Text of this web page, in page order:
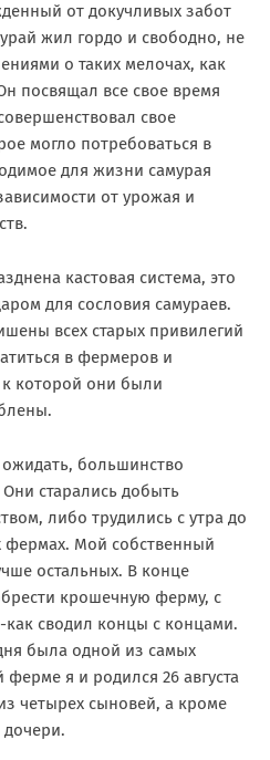
от докучливых забот
жил гордо и свободно, не
о таких мелочах, как
посвящал все свое время
свое
могло потребоваться в
для жизни самурая
от урожая и
кастовая система, это
для сословия самураев.
всех старых привилегий
в фермеров и
к которой они были
большинство
старались добыть
либо трудились с утра до
Мой собственный
остальных. В конце
крошечную ферму, с
сводил концы с концами.
была одной из самых
я и родился 26 августа
четырех сыновей, а кроме